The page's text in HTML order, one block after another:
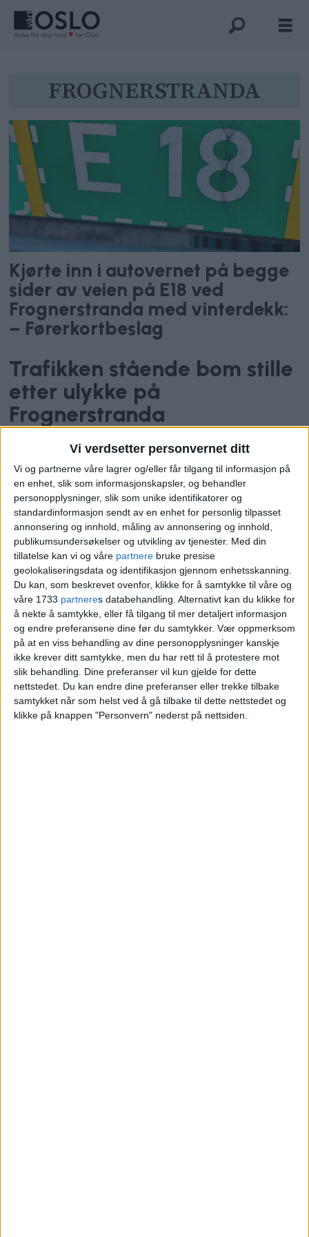
Vi verdsetter personvernet ditt
Vi og partnerne våre lagrer og/eller får tilgang til informasjon på
en enhet, slik som informasjonskapsler, og behandler
personopplysninger, slik som unike identifikatorer og
standardinformasjon sendt av en enhet for personlig tilpasset
annonsering og innhold, måling av annonsering og innhold,
publikumsundersøkelser og utvikling av tjenester. Med din
tillatelse kan vi og våre partnere bruke presise
geolokaliseringsdata og identifikasjon gjennom enhetsskanning.
Du kan, som beskrevet ovenfor, klikke for å samtykke til våre og
våre 1733 partneres databehandling. Alternativt kan du klikke for
å nekte å samtykke, eller få tilgang til mer detaljert informasjon
og endre preferansene dine før du samtykker. Vær oppmerksom
på at en viss behandling av dine personopplysninger kanskje
ikke krever ditt samtykke, men du har rett til å protestere mot
slik behandling. Dine preferanser vil kun gjelde for dette
nettstedet. Du kan endre dine preferanser eller trekke tilbake
samtykket når som helst ved å gå tilbake til dette nettstedet og
klikke på knappen "Personvern" nederst på nettsiden.
Tag:
frognerstranda
FROGNERSTRANDA
Kjørte inn i autovernet på begge
sider av veien på E18 ved
Frognerstranda med vinterdekk:
– Førerkortbeslag
Trafikken stående bom stille
etter ulykke på
Frognerstranda
Filmet i 163 km/t ved
Frognerstranda. Men
mangemillionæren (42) slapp
«billig» unna i retten